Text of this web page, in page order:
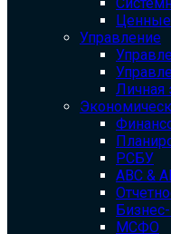
Управление
Личная
РСБУ
ABC &
МСФО